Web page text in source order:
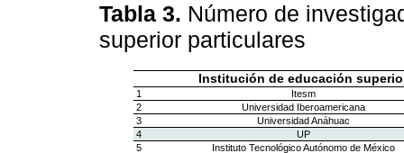
Tabla 3. Número de
superior particulares
Institución de educación
1
Itesm
2
Universidad Iberoamericana
3
Universidad Anáhuac
4
UP
5
Instituto Tecnológico Autónomo de México